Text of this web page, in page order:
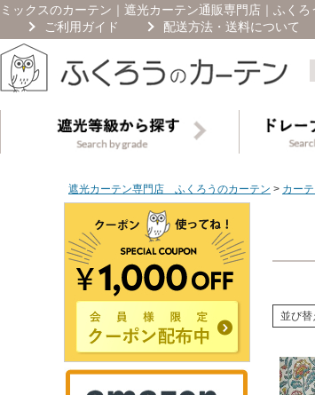
ミックスのカーテン｜遮光カーテン通販専門店｜ふくろ
ご利用ガイド
配送方法・送料について
遮光カーテン専門店 ふくろうのカーテン カー
並び替